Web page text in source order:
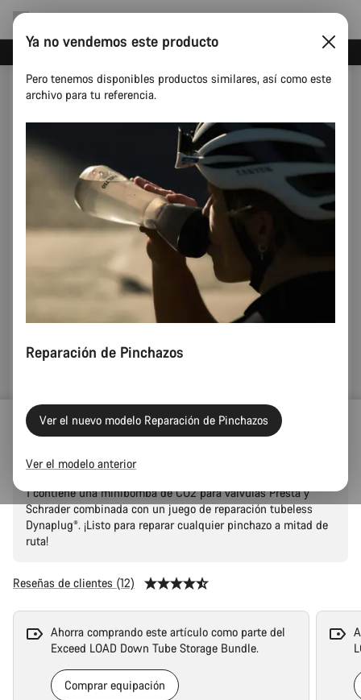
Ahorra con el newsletter Canyon
Canyon 2-in-1 Minitool
1 contiene una minibomba de CO2 para válvulas Presta y
Schrader combinada con un juego de reparación tubeless
Dynaplug®. ¡Listo para reparar cualquier pinchazo a mitad de
ruta!
Reseñas de clientes (12)
Ahorra comprando este artículo como parte del
Exceed LOAD Down Tube Storage Bundle.
Comprar equipación
Ya no vendemos este producto
Pero tenemos disponibles productos similares, así como este
archivo para tu referencia.
Reparación de Pinchazos
Ver el nuevo modelo Reparación de Pinchazos
Ver el modelo anterior